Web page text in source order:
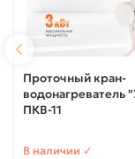
Проточный кран-
водонагреватель
ПКВ-11
В наличии ✓